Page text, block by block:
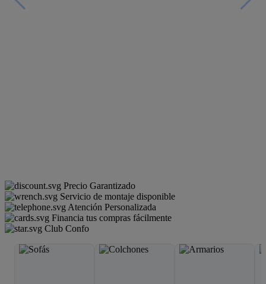
Precio Garantizado
Servicio de montaje disponible
Atención Personalizada
Financia tus compras fácilmente
Club Confo